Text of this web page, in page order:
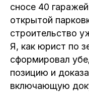
сносе 40
открытой
строительство
Я, как юрист по
сформировал
позицию и
включающую